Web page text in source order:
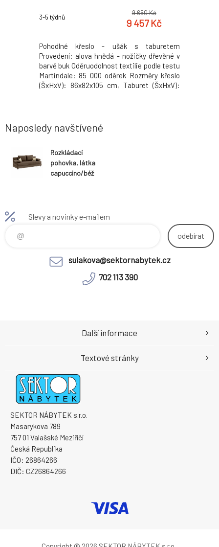
3-5 týdnů
9 650 Kč
9 457 Kč
Pohodlné křeslo - ušák s taburetem
Provedení: alova hnědá - nožičky dřevěné v
barvě buk Oděruodolnost textilie podle testu
Martindale: 85 000 oděrek Rozměry křeslo
(ŠxHxV): 86x82x105 cm, Taburet (ŠxHxV):
Nosnost tab
Naposledy navštívené
Rozkládací
pohovka, látka
capuccino/béž
Slevy a novinky e-mailem
odebírat
sulakova@sektornabytek.cz
702 113 390
SEKTOR NÁBYTEK s.r.o.
Masarykova 789
757 01 Valašské Meziříčí
Česká Republika
IČO: 26864266
DIČ: CZ26864266
Další informace
Textové stránky